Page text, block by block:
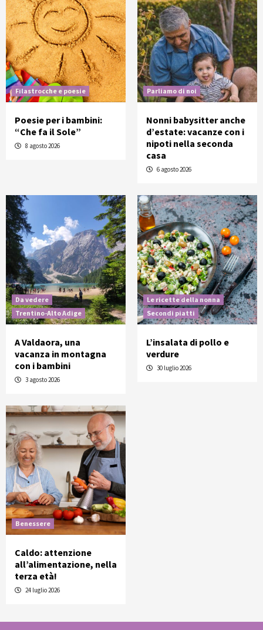
Filastrocche e poesie
Poesie per i bambini:
“Che fa il Sole”
8 agosto 2026
Parliamo di noi
Nonni babysitter anche
d’estate: vacanze con i
nipoti nella seconda
casa
6 agosto 2026
Da vedere
Trentino-Alto Adige
A Valdaora, una
vacanza in montagna
con i bambini
3 agosto 2026
Le ricette della nonna
Secondi piatti
L’insalata di pollo e
verdure
30 luglio 2026
Benessere
Caldo: attenzione
all’alimentazione, nella
terza età!
24 luglio 2026